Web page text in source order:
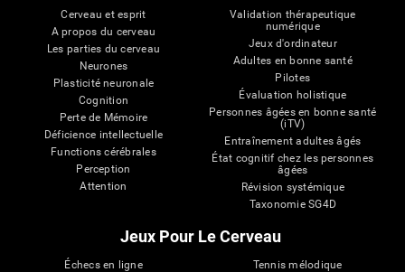
Cerveau et esprit
A propos du cerveau
Les parties du cerveau
Neurones
Plasticité neuronale
Cognition
Perte de Mémoire
Déficience intellectuelle
Functions cérébrales
Perception
Attention
Validation thérapeutique
numérique
Jeux d'ordinateur
Adultes en bonne santé
Pilotes
Évaluation holistique
Personnes âgées en bonne santé
(iTV)
Entraînement adultes âgés
État cognitif chez les personnes
âgées
Révision systémique
Taxonomie SG4D
Jeux Pour Le Cerveau
Échecs en ligne
Tennis mélodique